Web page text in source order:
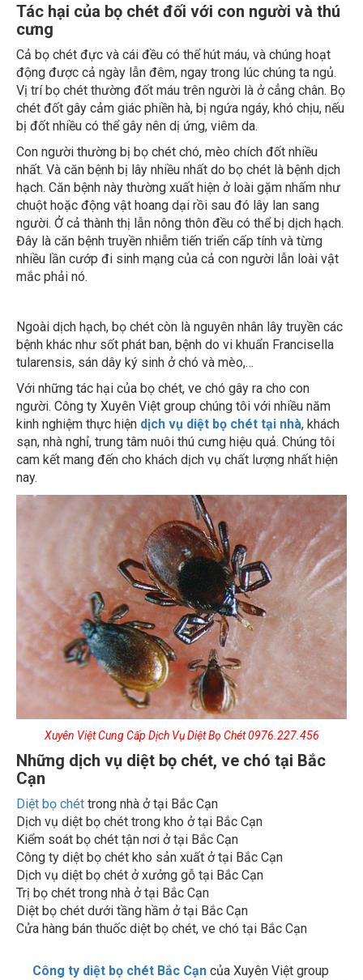
Tác hại của bọ chét đối với con người và thú
cưng
Cả bọ chét đực và cái đều có thể hút máu, và chúng hoạt
động được cả ngày lẫn đêm, ngay trong lúc chúng ta ngủ.
Vị trí bọ chét thường đốt máu trên người là ở cẳng chân. Bọ
chét đốt gây cảm giác phiền hà, bị ngứa ngáy, khó chịu, nếu
bị đốt nhiều có thể gây nên dị ứng, viêm da.
Con người thường bị bọ chét chó, mèo chích đốt nhiều
nhất. Và căn bệnh bị lây nhiều nhất do bọ chét là bệnh dịch
hạch. Căn bệnh này thường xuất hiện ở loài gặm nhấm như
chuột hoặc động vật hoang dại rồi sau đó lây lan sang
người. Ở cả thành thị lẫn nông thôn đều có thể bị dịch hạch.
Đây là căn bệnh truyền nhiễm tiến triển cấp tính và từng
nhiều lần cướp đi sinh mạng của cả con người lẫn loài vật
mắc phải nó.
Ngoài dịch hạch, bọ chét còn là nguyên nhân lây truyền các
bệnh khác như sốt phát ban, bệnh do vi khuẩn Francisella
tularensis, sán dây ký sinh ở chó và mèo,…
Với những tác hại của bọ chét, ve chó gây ra cho con
người. Công ty Xuyên Việt group chúng tôi với nhiều năm
kinh nghiệm thực hiện dịch vụ diệt bọ chét tại nhà, khách
sạn, nhà nghỉ, trung tâm nuôi thú cưng hiệu quả. Chúng tôi
cam kết mang đến cho khách dịch vụ chất lượng nhất hiện
nay.
Xuyên Việt Cung Cấp Dịch Vụ Diệt Bọ Chét0976.227.456
Những dịch vụ diệt bọ chét, ve chó tại Bắc
Cạn
Diệt bọ chét trong nhà ở tại Bắc Cạn
Dịch vụ diệt bọ chét trong kho ở tại Bắc Cạn
Kiểm soát bọ chét tận nơi ở tại Bắc Cạn
Công ty diệt bọ chét kho sản xuất ở tại Bắc Cạn
Dịch vụ diệt bọ chét ở xưởng gỗ tại Bắc Cạn
Trị bọ chét trong nhà ở tại Bắc Cạn
Diệt bọ chét dưới tầng hầm ở tại Bắc Cạn
Cửa hàng bán thuốc diệt bọ chét, ve chó tại Bắc Cạn
Công ty diệt bọ chét Bắc Cạn của Xuyên Việt group